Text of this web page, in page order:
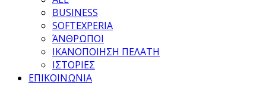
BUSINESS
SOFTEXPERIA
ΆΝΘΡΩΠΟΙ
ΙΚΑΝΟΠΟΙΗΣΗ ΠΕΛΑΤΗ
ΙΣΤΟΡΙΕΣ
ΕΠΙΚΟΙΝΩΝΙΑ